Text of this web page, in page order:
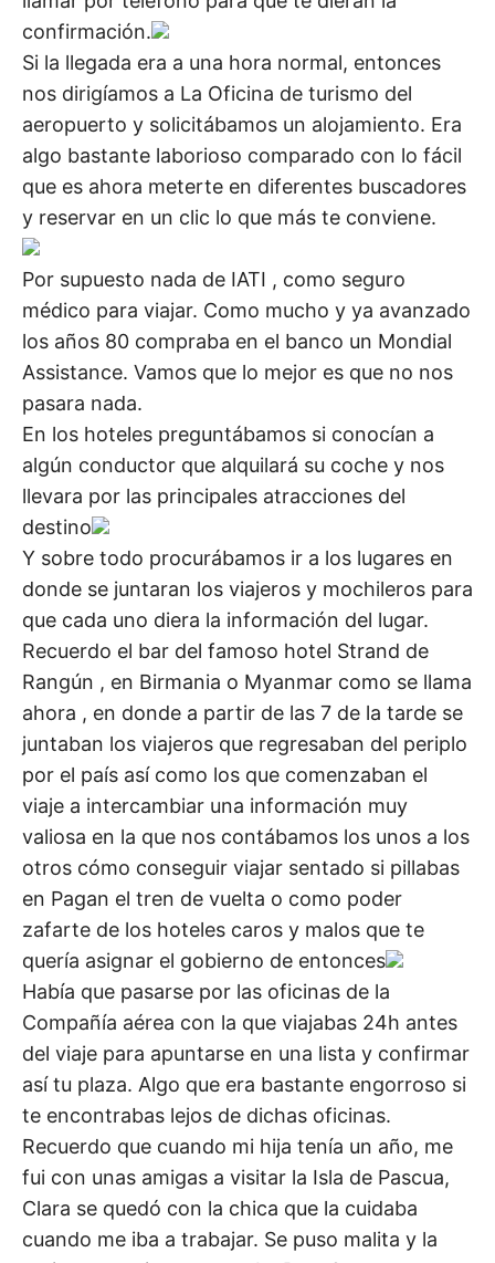
confirmación.
Si la llegada era a una hora normal, entonces
nos dirigíamos a La Oficina de turismo del
aeropuerto y solicitábamos un alojamiento. Era
algo bastante laborioso comparado con lo fácil
que es ahora meterte en diferentes buscadores
y reservar en un clic lo que más te conviene.
Por supuesto nada de IATI , como seguro
médico para viajar. Como mucho y ya avanzado
los años 80 compraba en el banco un Mondial
Assistance. Vamos que lo mejor es que no nos
pasara nada.
En los hoteles preguntábamos si conocían a
algún conductor que alquilará su coche y nos
llevara por las principales atracciones del
destino
Y sobre todo procurábamos ir a los lugares en
donde se juntaran los viajeros y mochileros para
que cada uno diera la información del lugar.
Recuerdo el bar del famoso hotel Strand de
Rangún , en Birmania o Myanmar como se llama
ahora , en donde a partir de las 7 de la tarde se
juntaban los viajeros que regresaban del periplo
por el país así como los que comenzaban el
viaje a intercambiar una información muy
valiosa en la que nos contábamos los unos a los
otros cómo conseguir viajar sentado si pillabas
en Pagan el tren de vuelta o como poder
zafarte de los hoteles caros y malos que te
quería asignar el gobierno de entonces
Había que pasarse por las oficinas de la
Compañía aérea con la que viajabas 24h antes
del viaje para apuntarse en una lista y confirmar
así tu plaza. Algo que era bastante engorroso si
te encontrabas lejos de dichas oficinas.
Recuerdo que cuando mi hija tenía un año, me
fui con unas amigas a visitar la Isla de Pascua,
Clara se quedó con la chica que la cuidaba
cuando me iba a trabajar. Se puso malita y la